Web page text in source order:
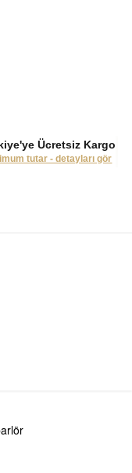
Ücretsiz Kargo
tutar - detayları gör